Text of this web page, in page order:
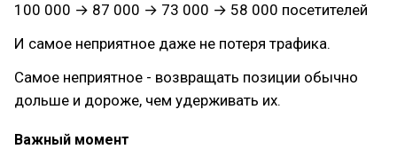
100 000 → 87 000 → 73 000 → 58 000 посетителей
И самое неприятное даже не потеря трафика.
Самое неприятное - возвращать позиции обычно
дольше и дороже, чем удерживать их.
Важный момент